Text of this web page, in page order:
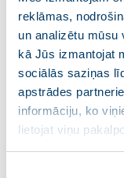
reklāmas,
un analizētu mūsu
kā Jūs izmantojat
sociālās saziņas
apstrādes
informāciju, ko
lietojat viņu
eiropeisku un
izglītota, vesela
kongresa otrā
izaugsmi un
partijas
priekšsēdētājs
valdes locekle,
zinātnes ministre